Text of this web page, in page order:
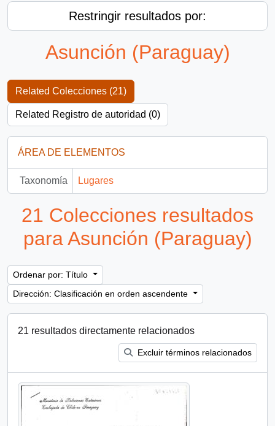
Restringir resultados por:
Asunción (Paraguay)
Related Colecciones (21)
Related Registro de autoridad (0)
ÁREA DE ELEMENTOS
Taxonomía Lugares
21 Colecciones resultados
para Asunción (Paraguay)
Ordenar por: Título
Dirección: Clasificación en orden ascendente
21 resultados directamente relacionados
Excluir términos relacionados